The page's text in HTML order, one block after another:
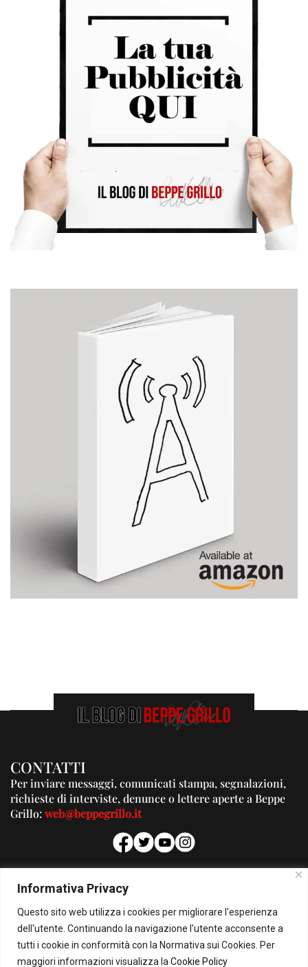
Informativa Privacy
Questo sito web utilizza i cookies per migliorare l'esperienza
dell'utente. Continuando la navigazione l'utente acconsente a
tutti i cookie in conformità con la Normativa sui Cookies. Per
maggiori informazioni visualizza la Cookie Policy
CONTATTI
Per inviare messaggi, comunicati stampa, segnalazioni,
richieste di interviste, denunce o lettere aperte a Beppe
Grillo:web@beppegrillo.it
PUBBLICITA'
Per la tua pubblicità su questo Blog:
pubblicita@beppegrillo.it